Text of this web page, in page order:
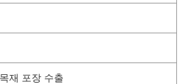
재 포장 수출